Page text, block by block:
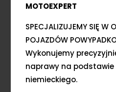
MOTOEXPERT
SPECJALIZUJEMY SIĘ W
POJAZDÓW
Wykonujemy
naprawy na podstawie
niemieckiego.